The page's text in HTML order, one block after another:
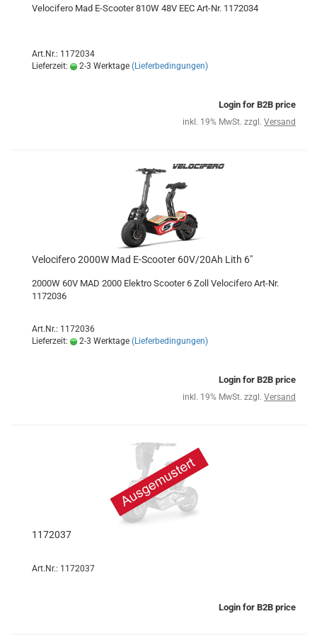
Velocifero Mad E-Scooter 810W 48V EEC Art-Nr. 1172034
Art.Nr.: 1172034
Lieferzeit:
2-3 Werktage (Lieferbedingungen)
Login for B2B price
inkl. 19% MwSt. zzgl. Versand
Velocifero 2000W Mad E-Scooter 60V/20Ah Lith 6"
2000W 60V MAD 2000 Elektro Scooter 6 Zoll Velocifero Art-Nr.
1172036
Art.Nr.: 1172036
Lieferzeit:
2-3 Werktage (Lieferbedingungen)
Login for B2B price
inkl. 19% MwSt. zzgl. Versand
1172037
Art.Nr.: 1172037
Login for B2B price